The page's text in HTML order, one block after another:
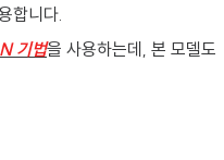
합니다.
기법을 사용하는데, 본 모델도